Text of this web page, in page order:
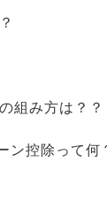
組み方は？？
ン控除って何